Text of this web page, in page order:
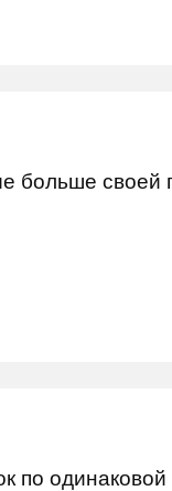
больше своей
по